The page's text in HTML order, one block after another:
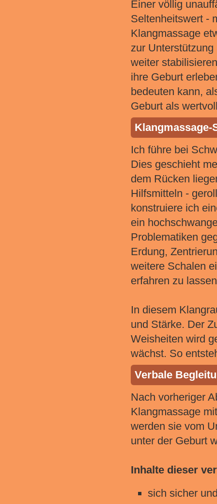
Einer völlig
Seltenheitswert -
Klangmassage
zur
weiter
ihre Geburt
bedeuten kann,
Geburt als
Klangmassage-
Ich führe bei
Dies geschieht
dem Rücken
Hilfsmitteln -
konstruiere ich
ein
Problematiken
Erdung,
weitere Schalen
erfahren zu
In diesem
und Stärke. Der
Weisheiten wird
wächst. So
Verbale
Nach vorheriger
Klangmassage
werden sie vom
unter der Geburt
Inhalte dieser
sich sicher